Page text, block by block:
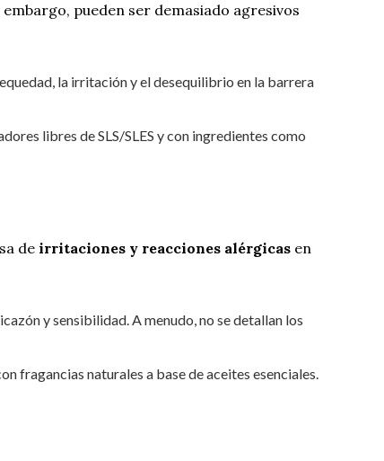
pueden ser demasiado agresivos
la irritación y el desequilibrio en la barrera
libres de SLS/SLES y con ingredientes como
de irritaciones y reacciones alérgicas en
y sensibilidad. A menudo, no se detallan los
fragancias naturales a base de aceites esenciales.